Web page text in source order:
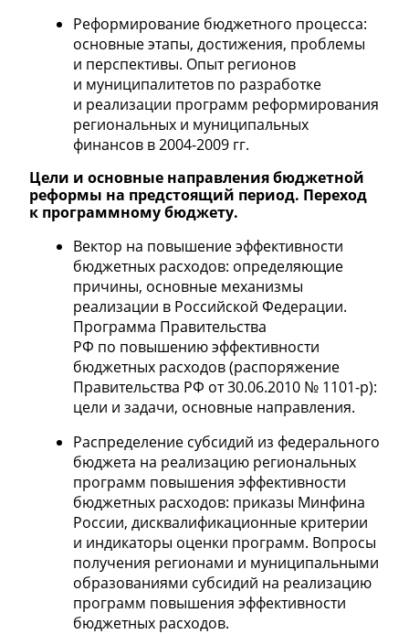
Реформирование бюджетного процесса:
основные этапы, достижения, проблемы
и перспективы. Опыт регионов
и муниципалитетов по разработке
и реализации программ реформирования
региональных и муниципальных
финансов в2004-2009 гг.
Цели и основные направления бюджетной
реформы на предстоящий период. Переход
к программному бюджету.
Вектор на повышение эффективности
бюджетных расходов: определяющие
причины, основные механизмы
реализации в Российской Федерации.
Программа Правительства
РФ по повышению эффективности
бюджетных расходов (распоряжение
Правительства РФ от 30.06.2010 № 1101-р):
цели и задачи, основные направления.
Распределение субсидий из федерального
бюджета на реализацию региональных
программ повышения эффективности
бюджетных расходов: приказы Минфина
России, дисквалификационные критерии
и индикаторы оценки программ. Вопросы
получения регионами и муниципальными
образованиями субсидий на реализацию
программ повышения эффективности
бюджетных расходов.